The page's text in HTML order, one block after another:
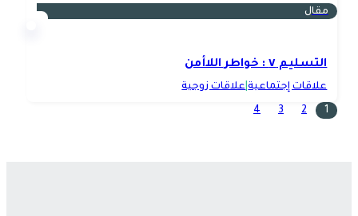
مقال
التسليم ٧ : خواطر اللاأمن
علاقات إجتماعية|علاقات زوجية
1
2
3
4